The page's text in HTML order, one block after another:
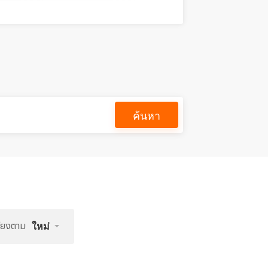
ค้นหา
งตาม ใหม่